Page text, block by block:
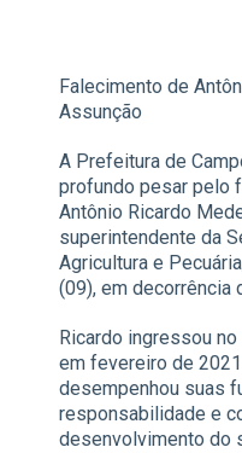
Falecimento de
Assunção
A Prefeitura de
profundo pesar pelo
Antônio Ricardo
superintendente da
Agricultura e
(09), em decorrência
Ricardo ingressou
em fevereiro de
desempenhou suas
responsabilidade e
desenvolvimento do